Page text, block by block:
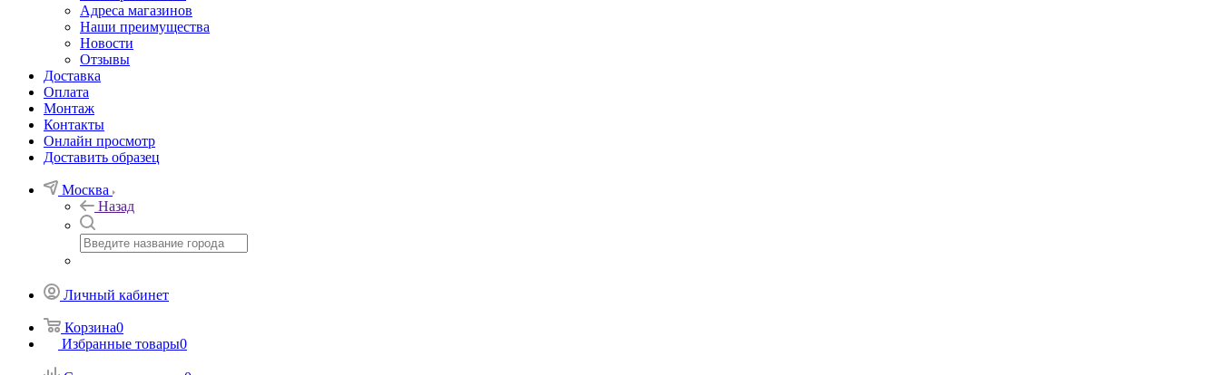
Адреса магазинов
Наши преимущества
Новости
Отзывы
Доставка
Оплата
Монтаж
Контакты
Онлайн просмотр
Доставить образец
Москва
Назад
Личный кабинет
Корзина0
Избранные товары0